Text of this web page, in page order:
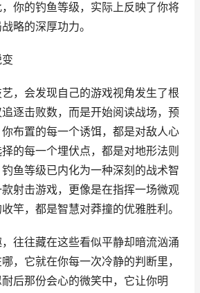
你的钓鱼等级，实际上反映了你将
略的深厚功力。
，会发现自己的游戏视角发生了根
逐击败数，而是开始阅读战场，预
布置的每一个诱饵，都是对敌人心
的每一个埋伏点，都是对地形法则
鱼等级已内化为一种深刻的战术智
射击游戏，更像是在指挥一场微观
竿，都是智慧对莽撞的优雅胜利。
往往藏在这些看似平静却暗流汹涌
，它就在你每一次冷静的判断里，
后那份会心的微笑中，它让你明